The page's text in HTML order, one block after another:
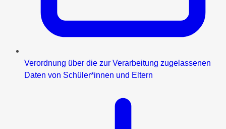
Verordnung über die zur Verarbeitung zugelassenen
Daten von Schüler*innen und Eltern